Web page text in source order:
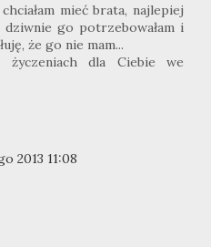
mieć brata, najlepiej
dziwnie go potrzebowałam i
że go nie mam...
życzeniach dla Ciebie we
2013 11:08